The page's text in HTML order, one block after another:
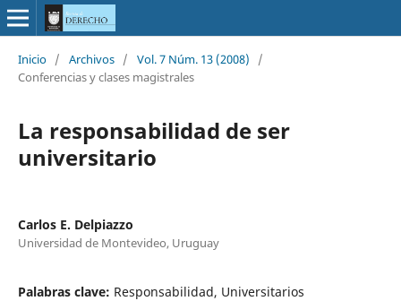
Inicio / Archivos / Vol. 7 Núm. 13 (2008)
/
Conferencias y clases magistrales
La responsabilidad de ser
universitario
Carlos E. Delpiazzo
Universidad de Montevideo, Uruguay
Palabras clave: Responsabilidad, Universitarios